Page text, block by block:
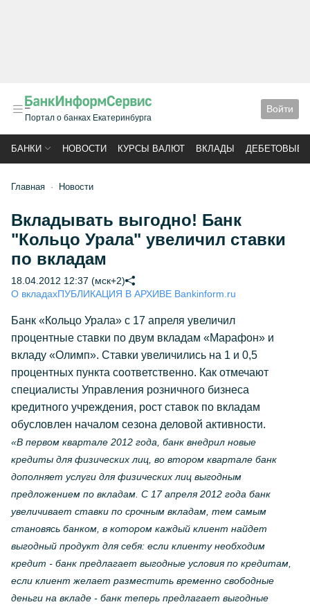
Портал о банках Екатеринбурга
Войти
БАНКИ НОВОСТИ КУРСЫ ВАЛЮТ ВКЛАДЫ ДЕБЕТОВЫЕ
Главная Новости
Вкладывать выгодно! Банк
"Кольцо Урала" увеличил ставки
по вкладам
18.04.2012 12:37 (мск+2)
О вкладахПУБЛИКАЦИЯ В АРХИВЕ Bankinform.ru
Банк «Кольцо Урала» с 17 апреля увеличил
процентные ставки по двум вкладам «Марафон» и
вкладу «Олимп». Ставки увеличились на 1 и 0,5
процентных пункта соответственно. Как отмечают
специалисты Управления розничного бизнеса
кредитного учреждения, рост ставок по вкладам
обусловлен началом сезона деловой активности.
«В первом квартале 2012 года, банк внедрил новые
кредиты для физических лиц, во втором квартале банк
дополняет услуги для физических лиц выгодным
предложением по вкладам. С 17 апреля 2012 года банк
увеличивает ставки по срочным вкладам, тем самым
становясь банком, в котором каждый клиент найдет
выгодный продукт для себя: если клиенту необходим
кредит - банк предлагает выгодные условия по кредитам,
если клиент желает разместить временно свободные
деньги на вкладе - банк теперь предлагает выгодные